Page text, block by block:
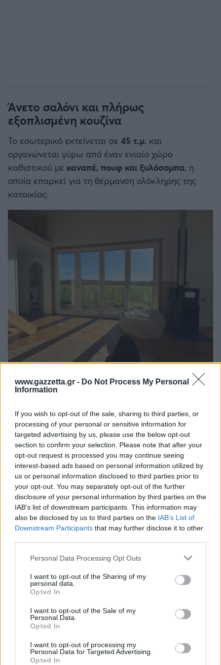
www.gazzetta.gr - Do Not Process My Personal
Information
If you wish to opt-out of the sale, sharing to third parties, or
processing of your personal or sensitive information for
targeted advertising by us, please use the below opt-out
section to confirm your selection. Please note that after your
opt-out request is processed you may continue seeing
interest-based ads based on personal information utilized by
us or personal information disclosed to third parties prior to
your opt-out. You may separately opt-out of the further
disclosure of your personal information by third parties on the
IAB’s list of downstream participants. This information may
also be disclosed by us to third parties on the IAB’s List of
Downstream Participants that may further disclose it to other
Please note that this website/app uses one or more Google
not limited to your visit or usage behaviour. You may click to
grant or deny consent to Google and its third-party tags to
use your data for below specified purposes in below Google
consent section.
Personal Data Processing Opt Outs
I want to opt-out of the Sharing of my
personal data.
Opted In
I want to opt-out of the Sale of my
Personal Data.
Opted In
I want to opt-out of processing my
Personal Data for Targeted Advertising.
Opted In
Άνετο σαλόνι και πλήρως
εξοπλισμένη κουζίνα
Το εσωτερικό εκτείνεται σε 45 τ.μ. και
οργανώνεται γύρω από έναν ενιαίο χώρο
καθιστικού με καναπέ, πουφ και ξυλόσομπα, η
οποία επαρκεί για τη θέρμανση ολόκληρης της
κατοικίας.